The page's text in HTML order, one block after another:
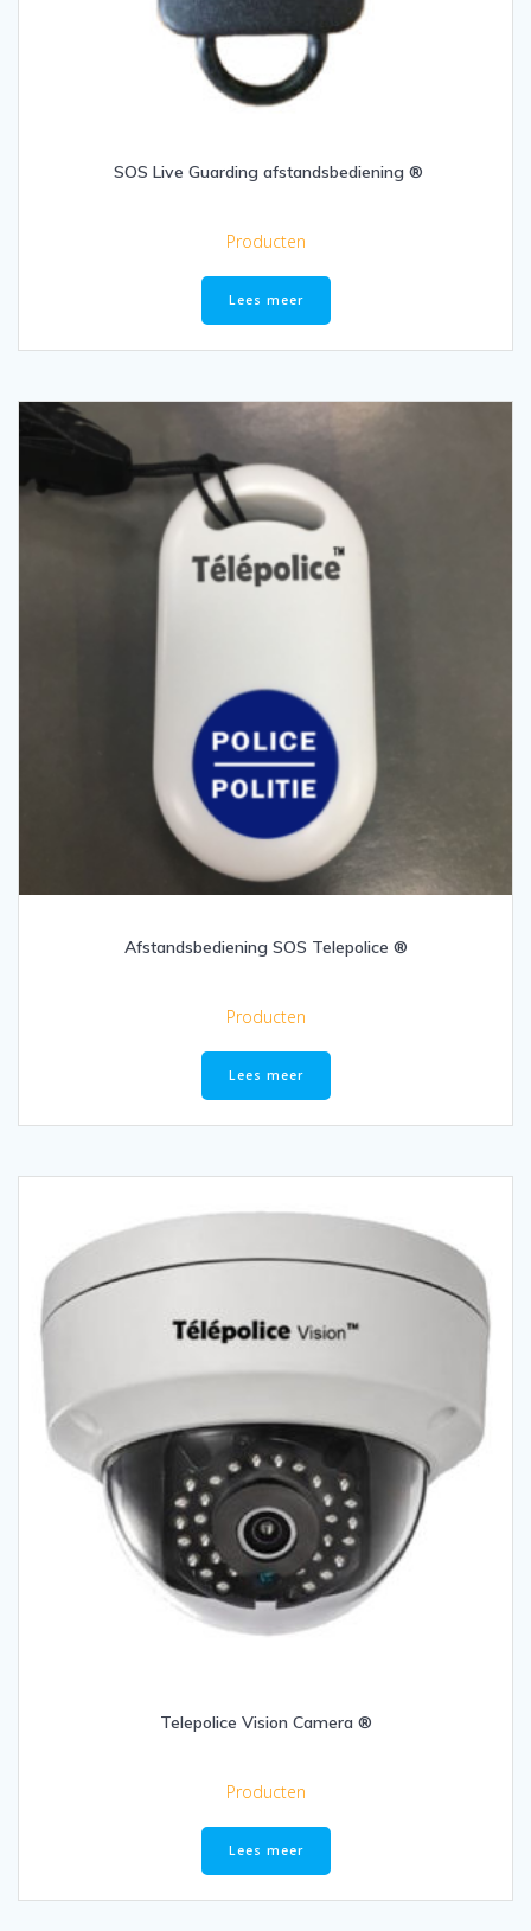
SOS Live Guarding afstandsbediening ®
Producten
Lees meer
Afstandsbediening SOS Telepolice ®
Producten
Lees meer
Telepolice Vision Camera ®
Producten
Lees meer